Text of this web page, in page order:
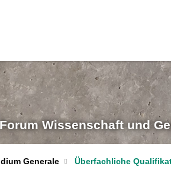
Wissenschaft und
Generale Überfachliche